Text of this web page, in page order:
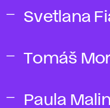
Svetlana
Tomáš
Paula